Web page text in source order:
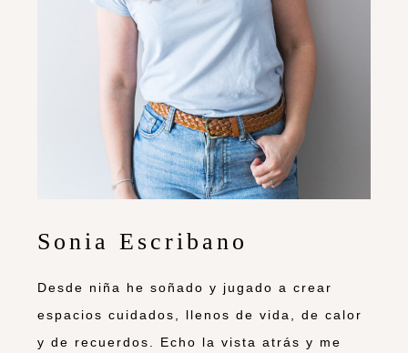
Sonia Escribano
Desde niña he soñado y jugado a crear
espacios cuidados, llenos de vida, de calor
y de recuerdos. Echo la vista atrás y me